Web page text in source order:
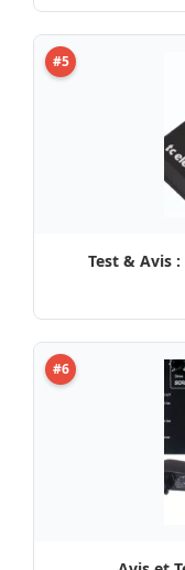
#5
Test & Avis
#6